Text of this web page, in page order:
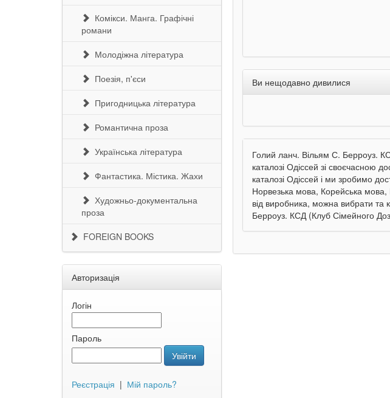
Комікси. Манга. Графічні
романи
Молодіжна література
Поезія, п'єси
Пригодницька література
Романтична проза
Українська література
Фантастика. Містика. Жахи
Художньо-документальна
проза
FOREIGN BOOKS
Авторизація
Логін
Пароль
Увійти
Реєстрація | Мій пароль?
Ви нещодавно дивилися
Голий ланч. Вільям С. Берроуз.
каталозі Одіссей зі своєчасною
каталозі Одіссей і ми зробимо
Норвезька мова, Корейська мова,
від виробника, можна вибрати та
Берроуз. КСД (Клуб Сімейного